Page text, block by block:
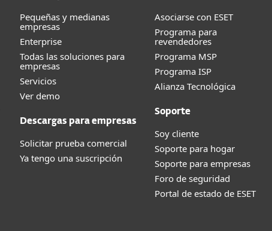
Pequeñas y medianas
empresas
Enterprise
Todas las soluciones para
empresas
Servicios
Ver demo
Descargas para empresas
Solicitar prueba comercial
Ya tengo una suscripción
Asociarse con ESET
Programa para
revendedores
Programa MSP
Programa ISP
Alianza Tecnológica
Soporte
Soy cliente
Soporte para hogar
Soporte para empresas
Foro de seguridad
Portal de estado de ESET